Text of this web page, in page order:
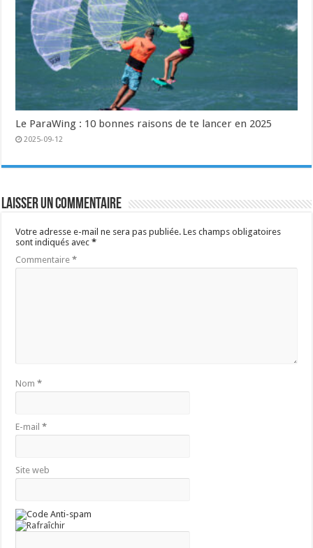
Le ParaWing : 10 bonnes raisons de te lancer en 2025
2025-09-12
Laisser un commentaire
Votre adresse e-mail ne sera pas publiée. Les champs obligatoires
sont indiqués avec*
Commentaire*
Nom*
E-mail*
Site web